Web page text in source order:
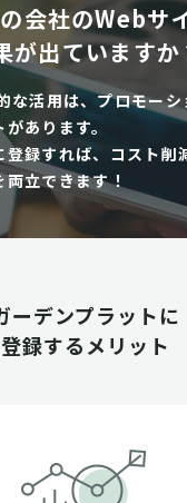
会社のWebサ
が出ていますか
な活用は、プロモー
あります。
登録すれば、コスト削
立できます！
ーデンプラットに
登録するメリット